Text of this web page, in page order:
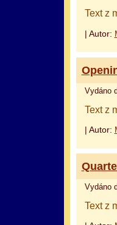
Text z
| Autor:
Vydáno
Text z
| Autor:
Vydáno
Text z